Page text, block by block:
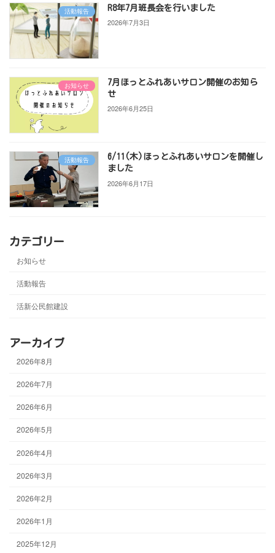
活動報告 R8年7月班長会を行いました
2026年7月3日
お知らせ
7月ほっとふれあいサロン開催のお知ら
せ
2026年6月25日
活動報告
6/11(木)ほっとふれあいサロンを開催し
ました
2026年6月17日
カテゴリー
お知らせ
活動報告
活新公民館建設
アーカイブ
2026年8月
2026年7月
2026年6月
2026年5月
2026年4月
2026年3月
2026年2月
2026年1月
2025年12月